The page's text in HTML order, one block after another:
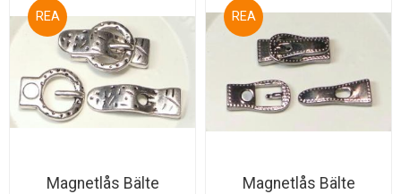
Magnetlås Bälte
30%
Magnetlås Bälte
30%